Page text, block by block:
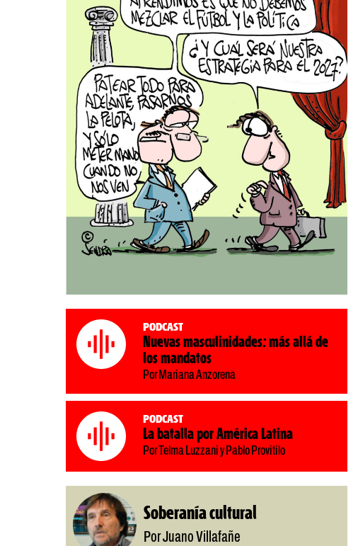
Podcast
Nuevas masculinidades: más allá de
los mandatos
Por Mariana Anzorena
Podcast
La batalla por América Latina
Por Telma Luzzani y Pablo Provitilo
Soberanía cultural
Por Juano Villafañe